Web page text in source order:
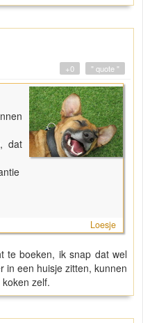
" quote "
+0
dat
Loesje
te boeken, ik snap dat wel
in een huisje zitten, kunnen
zelf.